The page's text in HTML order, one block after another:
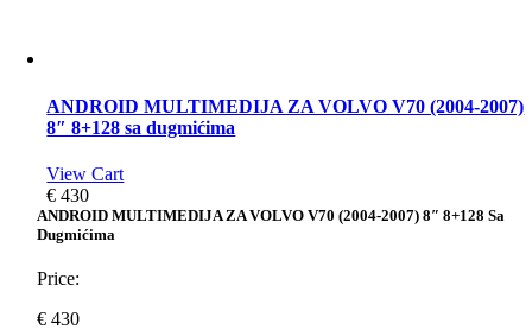
ANDROID MULTIMEDIJA ZA VOLVO V70 (2004-2007)
8″ 8+128 sa dugmićima
View Cart
€ 430
ANDROID MULTIMEDIJA ZA VOLVO V70 (2004-2007) 8″ 8+128 Sa
Dugmićima
Price:
€ 430